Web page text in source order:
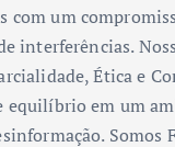
com um
interferências.
Ética e
equilíbrio em um
Somos